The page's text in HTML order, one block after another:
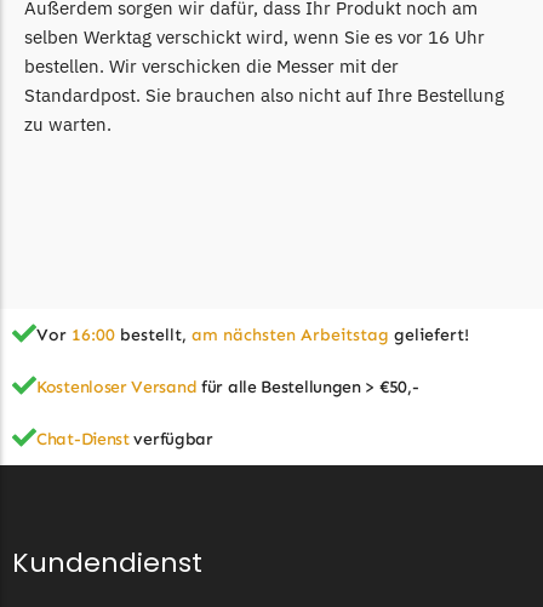
WOLF-Garten
Wolf-Garten Messer
Begrenzungsdraht
Yardforce
Begrenzungsdraht
Außerdem sorgen wir dafür, dass Ihr Produkt noch am
selben Werktag verschickt wird, wenn Sie es vor 16 Uhr
bestellen. Wir verschicken die Messer mit der
Standardpost. Sie brauchen also nicht auf Ihre Bestellung
zu warten.
Vor 16:00 bestellt, am nächsten Arbeitstag geliefert!
Kostenloser Versand für alle Bestellungen > €50,-
Chat-Dienstverfügbar
Kundendienst